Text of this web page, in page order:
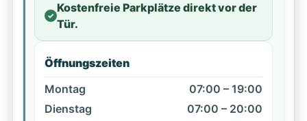
✓
Kostenfreie Parkplätze direkt vor der
Tür.
Öffnungszeiten
Montag
07:00 – 19:00
Dienstag
07:00 – 20:00